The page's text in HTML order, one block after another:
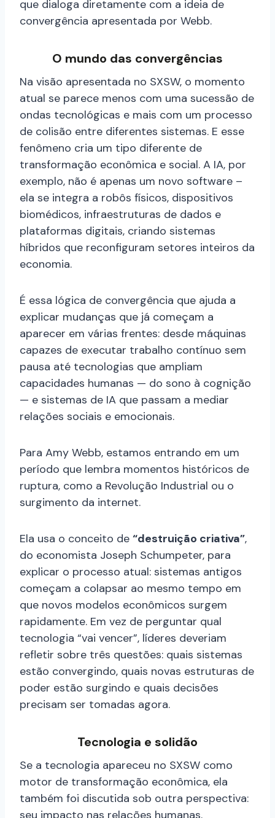
que dialoga diretamente com a ideia de
convergência apresentada por Webb.
O mundo das convergências
Na visão apresentada no SXSW, o momento
atual se parece menos com uma sucessão de
ondas tecnológicas e mais com um processo
de colisão entre diferentes sistemas. E esse
fenômeno cria um tipo diferente de
transformação econômica e social. A IA, por
exemplo, não é apenas um novo software –
ela se integra a robôs físicos, dispositivos
biomédicos, infraestruturas de dados e
plataformas digitais, criando sistemas
híbridos que reconfiguram setores inteiros da
economia.
É essa lógica de convergência que ajuda a
explicar mudanças que já começam a
aparecer em várias frentes: desde máquinas
capazes de executar trabalho contínuo sem
pausa até tecnologias que ampliam
capacidades humanas — do sono à cognição
— e sistemas de IA que passam a mediar
relações sociais e emocionais.
Para Amy Webb, estamos entrando em um
período que lembra momentos históricos de
ruptura, como a Revolução Industrial ou o
surgimento da internet.
Ela usa o conceito de “destruição criativa”,
do economista Joseph Schumpeter, para
explicar o processo atual: sistemas antigos
começam a colapsar ao mesmo tempo em
que novos modelos econômicos surgem
rapidamente. Em vez de perguntar qual
tecnologia “vai vencer”, líderes deveriam
refletir sobre três questões: quais sistemas
estão convergindo, quais novas estruturas de
poder estão surgindo e quais decisões
precisam ser tomadas agora.
Tecnologia e solidão
Se a tecnologia apareceu no SXSW como
motor de transformação econômica, ela
também foi discutida sob outra perspectiva:
seu impacto nas relações humanas.